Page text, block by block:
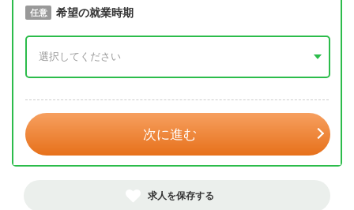
必須 取得予定年
任意 希望の就業時期
次に進む
求人を保存する